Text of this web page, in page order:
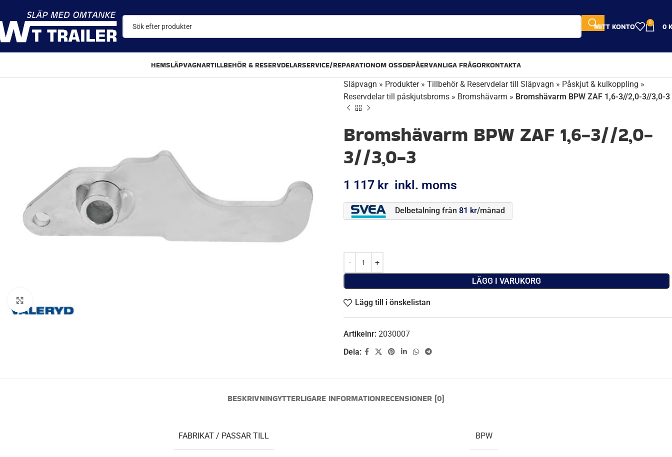
MITT KONTO 0 0
HEMSLÄPVAGNARTILLBEHÖR & RESERVDELARSERVICE/REPARATIONOM OSSDEPÅERVANLIGA FRÅGORKONTAKTA
Släpvagn » Produkter» Tillbehör & Reservdelar till Släpvagn » Påskjut & kulkoppling »
Reservdelar till påskjutsbroms » Bromshävarm » Bromshävarm BPW ZAF 1,6-3//2,0-3//3,0-3
Bromshävarm BPW ZAF 1,6-3//2,0-
3//3,0-3
1 117 kr inkl. moms
Delbetalning från 81 kr/månad
LÄGG I VARUKORG
Lägg till i önskelistan
Artikelnr: 2030007
Dela:
BESKRIVNINGYTTERLIGARE INFORMATIONRECENSIONER (0)
FABRIKAT / PASSAR TILL BPW